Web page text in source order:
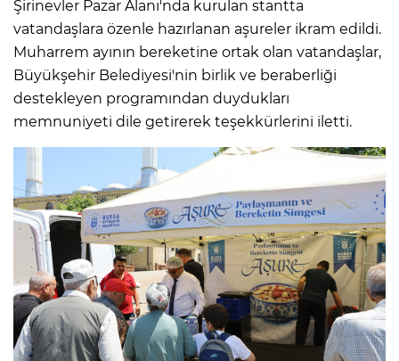
Şirinevler Pazar Alanı'nda kurulan stantta
vatandaşlara özenle hazırlanan aşureler ikram edildi.
Muharrem ayının bereketine ortak olan vatandaşlar,
Büyükşehir Belediyesi'nin birlik ve beraberliği
destekleyen programından duydukları
memnuniyeti dile getirerek teşekkürlerini iletti.